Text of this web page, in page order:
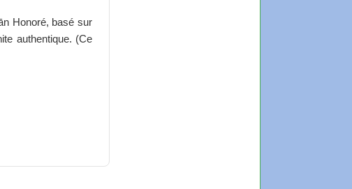
Honoré, basé sur
authentique. (Ce